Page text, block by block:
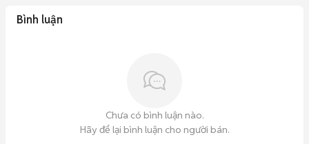
Bình luận
Chưa có bình luận nào.
Hãy để lại bình luận cho người bán.